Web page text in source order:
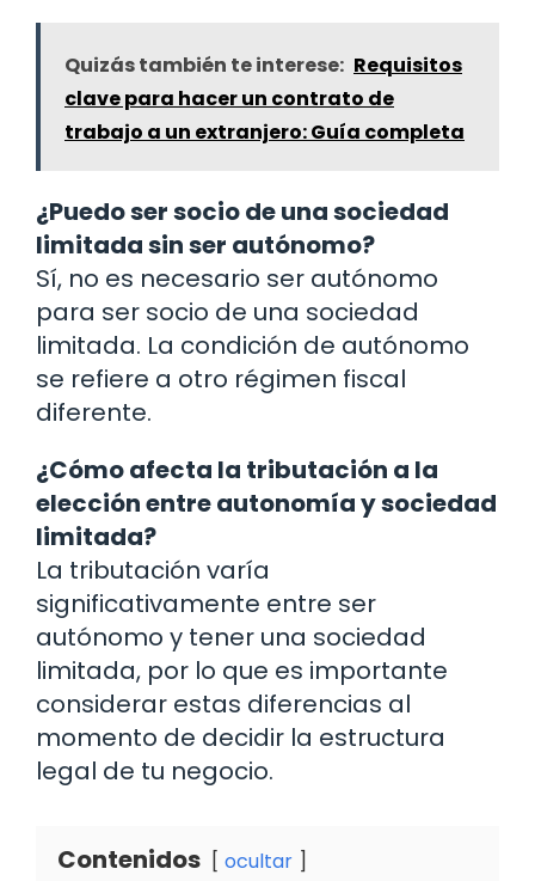
Quizás también te interese: Requisitos
clave para hacer un contrato de
trabajo a un extranjero: Guía completa
¿Puedo ser socio de una sociedad
limitada sin ser autónomo?
Sí, no es necesario ser autónomo
para ser socio de una sociedad
limitada. La condición de autónomo
se refiere a otro régimen fiscal
diferente.
¿Cómo afecta la tributación a la
elección entre autonomía y sociedad
limitada?
La tributación varía
significativamente entre ser
autónomo y tener una sociedad
limitada, por lo que es importante
considerar estas diferencias al
momento de decidir la estructura
legal de tu negocio.
Contenidos ocultar